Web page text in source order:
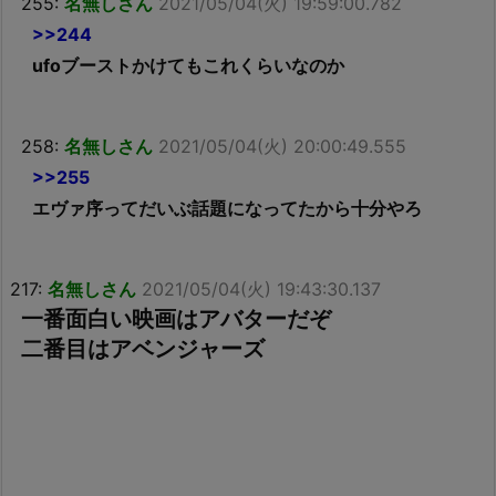
>>244
ufoブーストかけてもこれくらいなのか
258: 名無しさん 2021/05/04(火) 20:00:49.555
>>255
エヴァ序ってだいぶ話題になってたから十分やろ
217: 名無しさん 2021/05/04(火) 19:43:30.137
一番面白い映画はアバターだぞ
二番目はアベンジャーズ